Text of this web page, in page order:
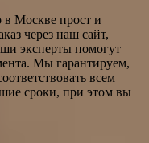
в Москве прост и
через наш сайт,
эксперты помогут
Мы гарантируем,
всем
сроки, при этом вы